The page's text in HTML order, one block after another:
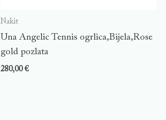
Nakit
Una Angelic Tennis ogrlica,Bijela,Rose
gold pozlata
280,00€